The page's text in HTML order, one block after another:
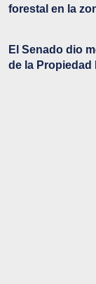
forestal en la
El Senado dio
de la Propiedad